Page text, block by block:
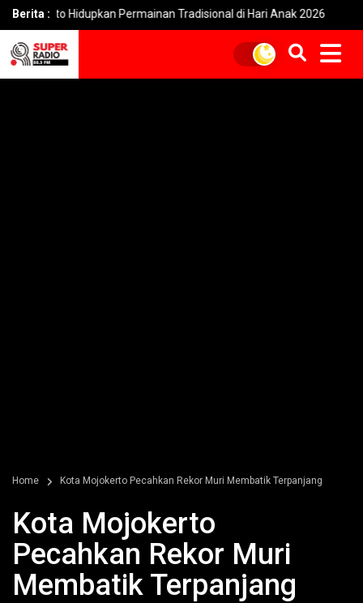
Berita :Permainan Tradisional di Hari Anak 2026 Menatap
Home Kota Mojokerto Pecahkan Rekor Muri Membatik Terpanjang
Kota Mojokerto
Pecahkan Rekor Muri
Membatik Terpanjang